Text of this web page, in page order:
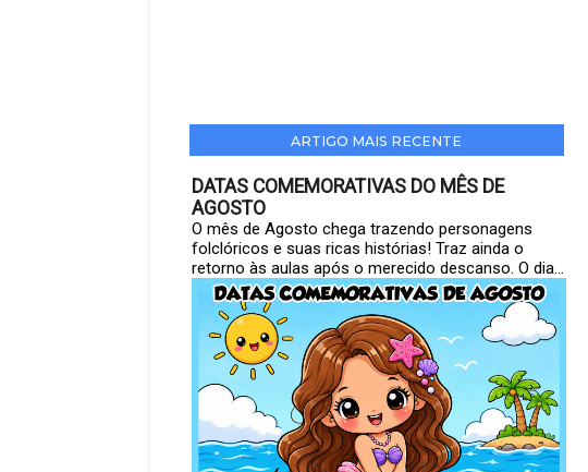
ARTIGO MAIS RECENTE
DATAS COMEMORATIVAS DO MÊS DE
AGOSTO
O mês de Agosto chega trazendo personagens
folclóricos e suas ricas histórias! Traz ainda o
retorno às aulas após o merecido descanso. O dia...